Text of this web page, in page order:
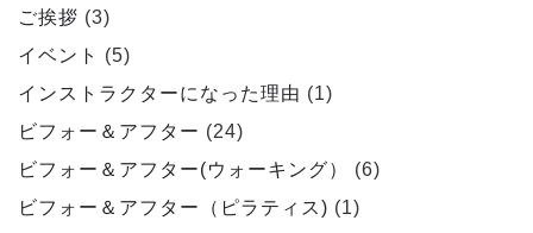
ご挨拶 (3)
イベント
(5)
インストラクターになった理由 (1)
ビフォー＆アフター (24)
ビフォー＆アフター(ウォーキング）
(6)
ビフォー＆アフター（ピラティス) (1)